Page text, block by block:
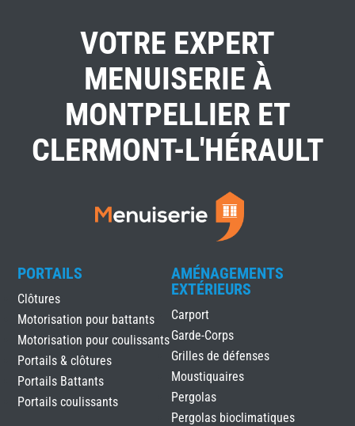
VOTRE EXPERT
MENUISERIE À
MONTPELLIER ET
CLERMONT-L'HÉRAULT
PORTAILS
Clôtures
Motorisation pour battants
Motorisation pour coulissants
Portails & clôtures
Portails Battants
Portails coulissants
AMÉNAGEMENTS
EXTÉRIEURS
Carport
Garde-Corps
Grilles de défenses
Moustiquaires
Pergolas
Pergolas bioclimatiques